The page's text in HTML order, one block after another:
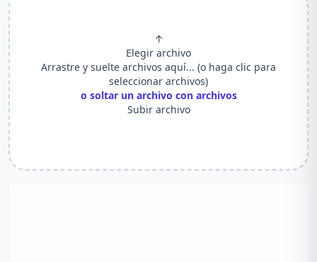
↑
Elegir archivo
Arrastre y suelte archivos aquí... (o haga clic para
seleccionar archivos)
o soltar un archivo con archivos
Subir archivo